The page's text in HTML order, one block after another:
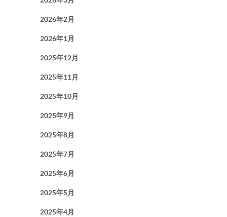
2026年2月
2026年1月
2025年12月
2025年11月
2025年10月
2025年9月
2025年8月
2025年7月
2025年6月
2025年5月
2025年4月